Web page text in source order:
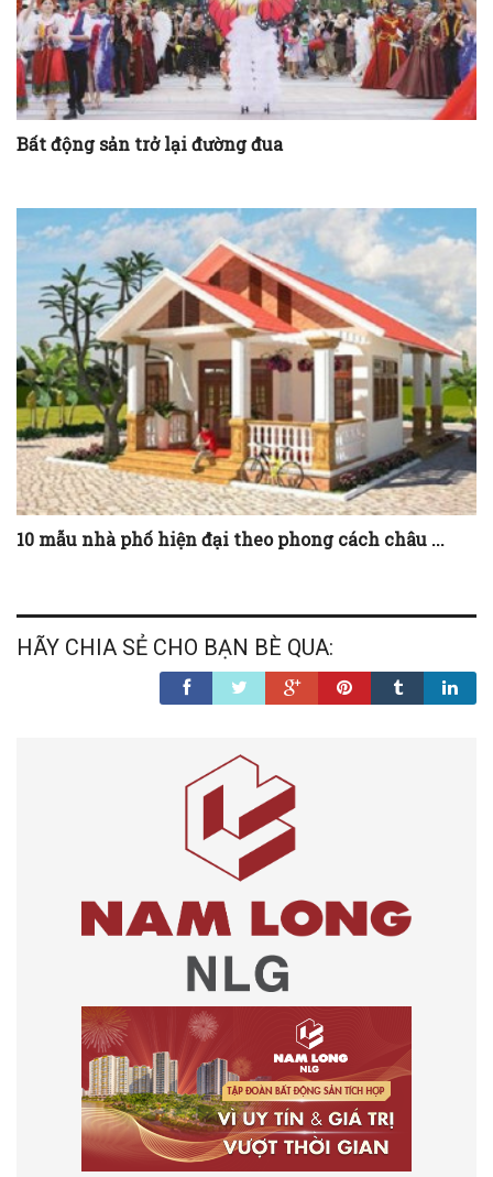
Bất động sản trở lại đường đua
10 mẫu nhà phố hiện đại theo phong cách châu ...
HÃY CHIA SẺ CHO BẠN BÈ QUA: